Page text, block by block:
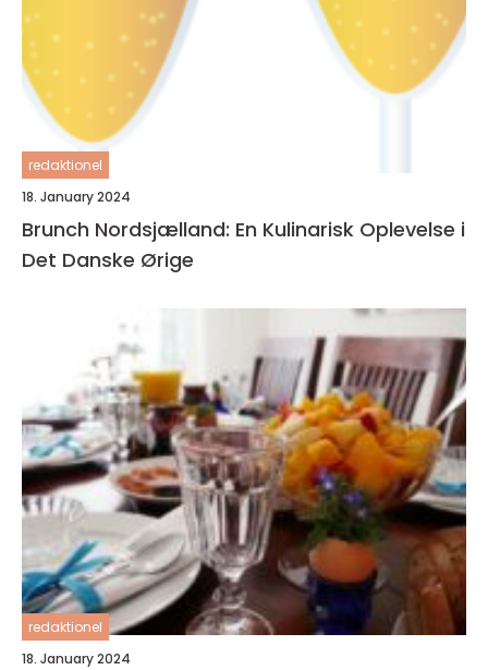
redaktionel
18. January 2024
Brunch Nordsjælland: En Kulinarisk Oplevelse i
Det Danske Ørige
redaktionel
18. January 2024